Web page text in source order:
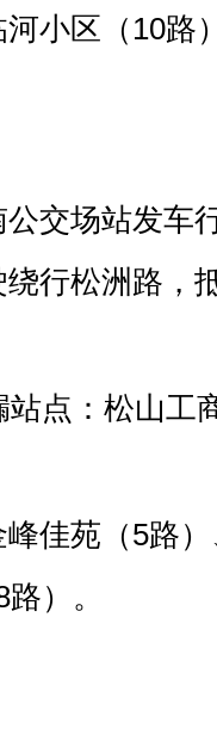
小区（10路
交场站发车
行松洲路，
站点：松山工
佳苑（5路
）。